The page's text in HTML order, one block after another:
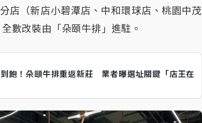
店（新店小碧潭店、中和環球店、桃園中茂
數改裝由「朵頤牛排」進駐。
飽！朵頤牛排重返新莊 業者曝選址關鍵「店王在